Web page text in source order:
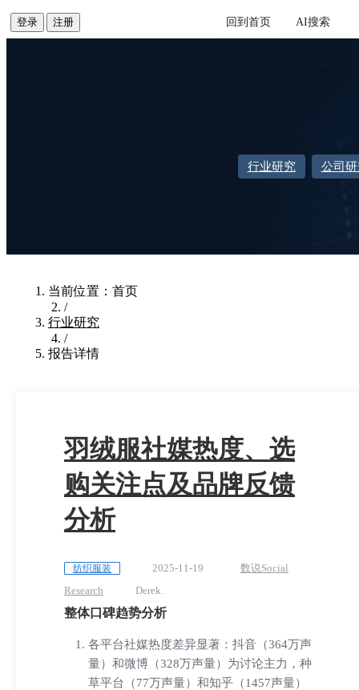
登录 注册
我的报告豆
我的阅读
我的收藏
我的下载
我的上传
回到首页 AI搜索
行业研究 公司
当前位置：首页
/
行业研究
/
报告详情
羽绒服社媒热度、选
购关注点及品牌反馈
分析
纺织服装 2025-11-19
数说Social
Research
Derek.
整体口碑趋势分析
各平台社媒热度差异显著：抖音（364万声
量）和微博（328万声量）为讨论主力，种
草平台（77万声量）和知乎（1457声量）